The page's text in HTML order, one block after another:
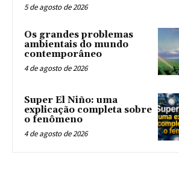
5 de agosto de 2026
Os grandes problemas
ambientais do mundo
contemporâneo
4 de agosto de 2026
Super El Niño: uma
explicação completa sobre
o fenômeno
4 de agosto de 2026